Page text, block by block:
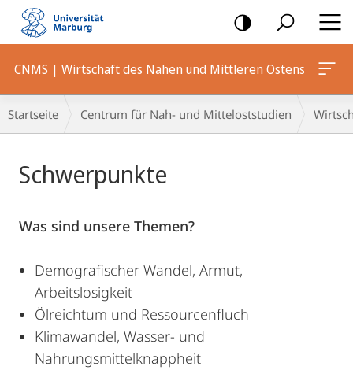
Mobile-
Navigation
CNMS | Wirtschaft des Nahen und Mittleren Ostens
Breadcrumb-
Navigation
Startseite Centrum für Nah- und Mitteloststudien
Schwerpunkte
Was sind unsere Themen?
Demografischer Wandel, Armut,
Arbeitslosigkeit
Ölreichtum und Ressourcenfluch
Klimawandel, Wasser- und
Nahrungsmittelknappheit